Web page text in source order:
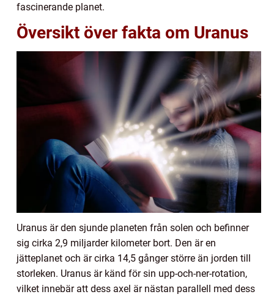
fascinerande planet.
Översikt över fakta om Uranus
Uranus är den sjunde planeten från solen och befinner
sig cirka 2,9 miljarder kilometer bort. Den är en
jätteplanet och är cirka 14,5 gånger större än jorden till
storleken. Uranus är känd för sin upp-och-ner-rotation,
vilket innebär att dess axel är nästan parallell med dess